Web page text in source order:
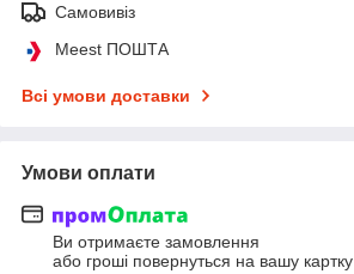
Самовивіз
Meest ПОШТА
Всі умови доставки
Умови оплати
Ви отримаєте замовлення
або гроші повернуться на вашу картку